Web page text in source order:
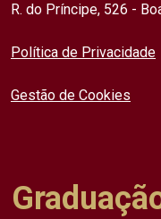
R. do Príncipe, 526 -
Política de Privacidade
Gestão de Cookies